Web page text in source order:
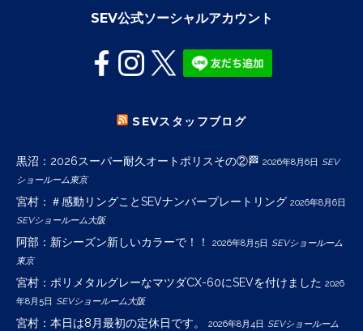
SEV公式ソーシャルアカウント
SEVスタッフブログ
黒沼：2026スーパー耐久オートポリスその②🏁 2026年8月6日 SEV
ショールーム東京
宮村：＃感動リングことSEVナンバープレートリング 2026年8月6日
SEVショールーム大阪
阿部：新シーズン新しいカラーで！！ 2026年8月5日 SEVショールーム
東京
宮村：ポリメタルグレーなマツダCX-60にSEVを付けました 2026
年8月5日 SEVショールーム大阪
宮村：本日は8月最初の定休日です。 2026年8月4日 SEVショールーム